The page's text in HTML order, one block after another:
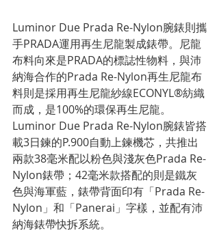
Luminor Due Prada Re-Nylon腕錶則攜
手PRADA運用再生尼龍製成錶帶。尼龍
布料向來是PRADA的標誌性物料，與沛
納海合作的Prada Re-Nylon再生尼龍布
料則是採用再生尼龍紗線ECONYL®紡織
而成，是100%的環保再生尼龍。
Luminor Due Prada Re-Nylon腕錶皆搭
載3日鍊的P.900自動上鍊機芯，共推出
兩款38毫米配以粉色與淺灰色Prada Re-
Nylon錶帶；42毫米款搭配的則是鐵灰
色與海軍藍，錶帶背面印有「Prada Re-
Nylon」和「Panerai」字樣，並配有沛
納海錶帶快拆系統。